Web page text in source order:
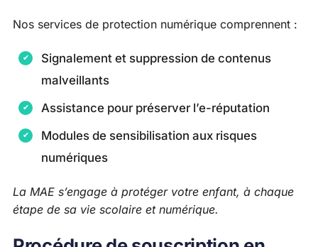
Nos services de protection numérique comprennent :
Signalement et suppression de contenus
malveillants
Assistance pour préserver l’e-réputation
Modules de sensibilisation aux risques
numériques
La MAE s’engage à protéger votre enfant, à chaque
étape de sa vie scolaire et numérique.